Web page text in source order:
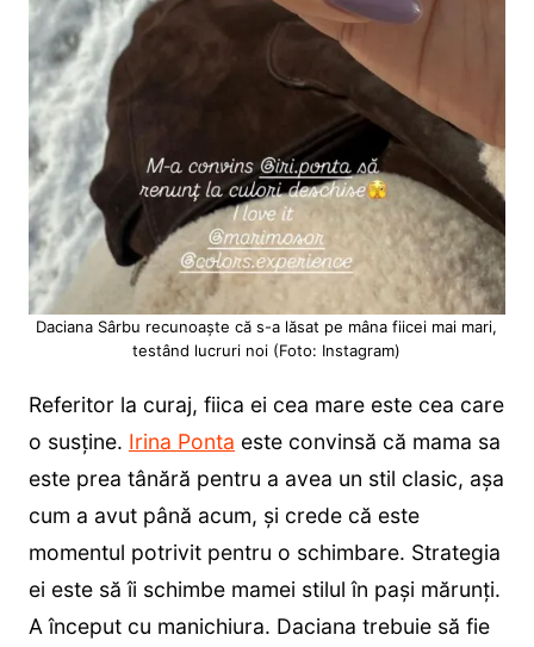
Daciana Sârbu recunoaște că s-a lăsat pe mâna fiicei mai mari,
testând lucruri noi (Foto: Instagram)
Referitor la curaj, fiica ei cea mare este cea care
o susține. Irina Ponta este convinsă că mama sa
este prea tânără pentru a avea un stil clasic, așa
cum a avut până acum, și crede că este
momentul potrivit pentru o schimbare. Strategia
ei este să îi schimbe mamei stilul în pași mărunți.
A început cu manichiura. Daciana trebuie să fie